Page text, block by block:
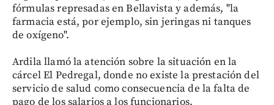
fórmulas represadas en Bellavista y además, "la
farmacia está, por ejemplo, sin jeringas ni tanques
de oxígeno".
Ardila llamó la atención sobre la situación en la
cárcel El Pedregal, donde no existe la prestación del
servicio de salud como consecuencia de la falta de
pago de los salarios a los funcionarios.